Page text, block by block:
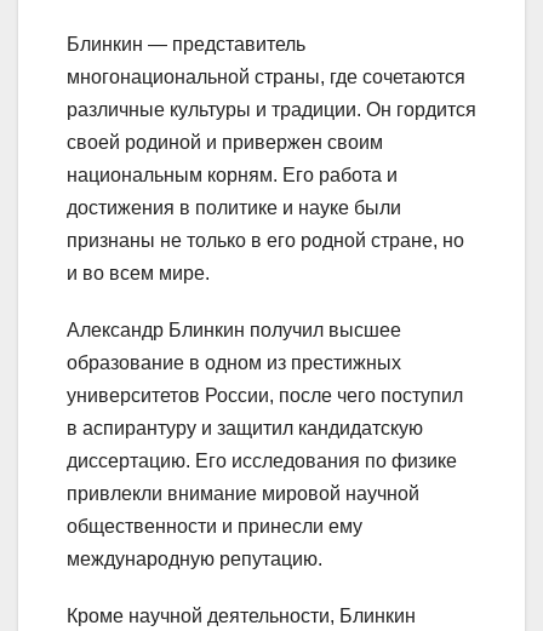
Блинкин — представитель
многонациональной страны, где сочетаются
различные культуры и традиции. Он гордится
своей родиной и привержен своим
национальным корням. Его работа и
достижения в политике и науке были
признаны не только в его родной стране, но
и во всем мире.
Александр Блинкин получил высшее
образование в одном из престижных
университетов России, после чего поступил
в аспирантуру и защитил кандидатскую
диссертацию. Его исследования по физике
привлекли внимание мировой научной
общественности и принесли ему
международную репутацию.
Кроме научной деятельности, Блинкин